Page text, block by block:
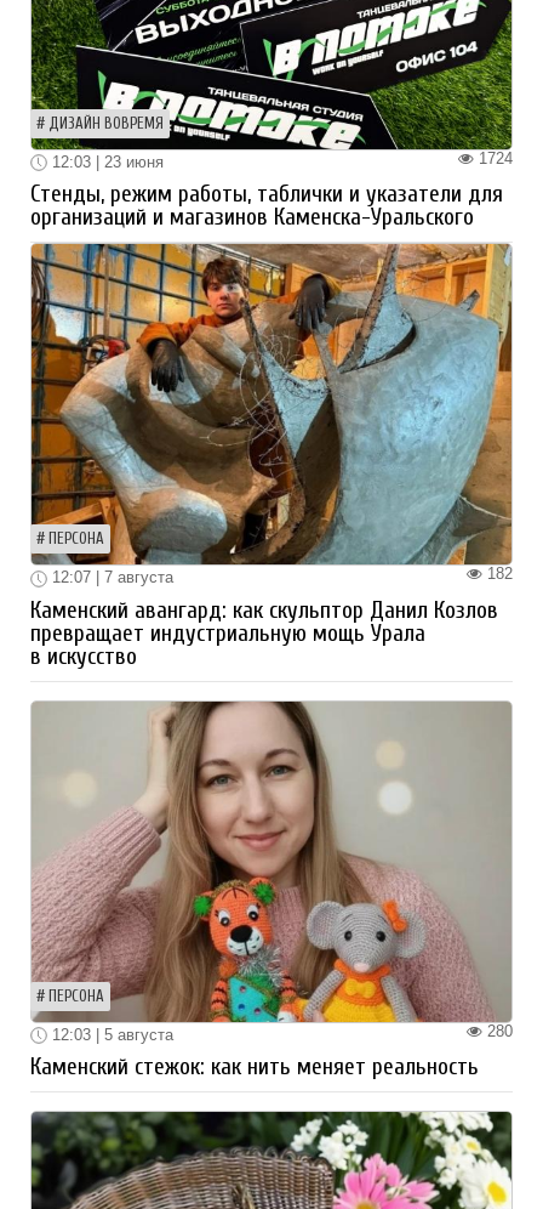
ДИЗАЙН ВОВРЕМЯ
1724
12:03 | 23 июня
Стенды, режим работы, таблички и указатели для
организаций и магазинов Каменска-Уральского
ПЕРСОНА
182
12:07 | 7 августа
Каменский авангард: как скульптор Данил Козлов
превращает индустриальную мощь Урала
в искусство
ПЕРСОНА
280
12:03 | 5 августа
Каменский стежок: как нить меняет реальность